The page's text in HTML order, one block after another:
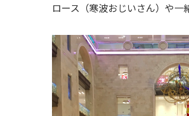
ロース（寒波おじいさん）や一